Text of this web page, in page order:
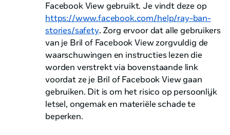
Facebook View gebruikt. Je vindt deze op
https://www.facebook.com/help/ray-ban-
stories/safety. Zorg ervoor dat alle gebruikers
van je Bril of Facebook View zorgvuldig de
waarschuwingen en instructies lezen die
worden verstrekt via bovenstaande link
voordat ze je Bril of Facebook View gaan
gebruiken. Dit is om het risico op persoonlijk
letsel, ongemak en materiële schade te
beperken.